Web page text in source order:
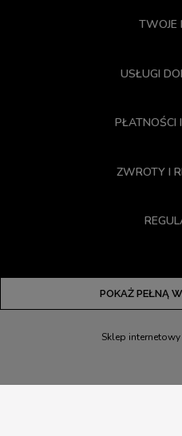
TWOJE
USŁUGI
PŁATNOŚCI
ZWROTY I
POKAŻ PEŁNĄ
Sklep